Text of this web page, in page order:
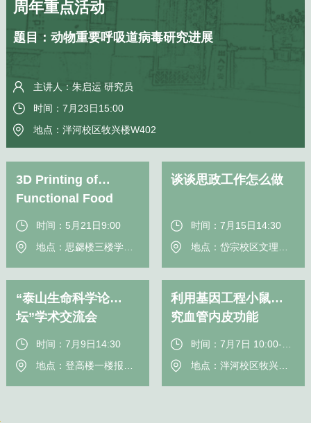
周年重点活动
题目：动物重要呼吸道病毒研究进展
主讲人：朱启运 研究员
时间：7月23日15:00
地点：泮河校区牧兴楼W402
3D Printing of
Functional Food
Gels
时间：5月21日9:00
地点：思勰楼三楼学术报告厅
谈谈思政工作怎么做
时间：7月15日14:30
地点：岱宗校区文理大楼报告厅
“泰山生命科学论
坛”学术交流会
时间：7月9日14:30
利用基因工程小鼠研
究血管内皮功能